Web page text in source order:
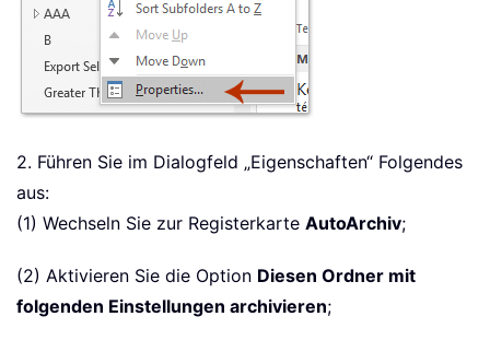
2. Führen Sie im Dialogfeld „Eigenschaften“ Folgendes
aus:
(1) Wechseln Sie zur Registerkarte AutoArchiv;
(2) Aktivieren Sie die Option Diesen Ordner mit
folgenden Einstellungen archivieren;